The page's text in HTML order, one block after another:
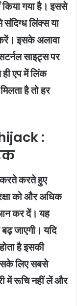
किया गया है। इससे
संदिग्ध लिंक्स या
इसके अलावा
साइट्स पर
एप में लिंक
है तो हर
:
करते करते हुए
को और अधिक
कर दें। यह
जाएगी। यदि
है इसकी
लिए सबसे
में रूचि नहीं लें और